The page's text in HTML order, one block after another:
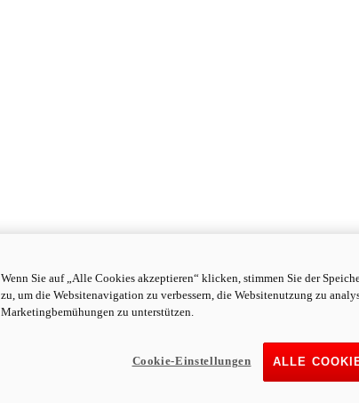
Wenn Sie auf „Alle Cookies akzeptieren“ klicken, stimmen Sie der
zu, um die Websitenavigation zu verbessern, die Websitenutzung zu
Marketingbemühungen zu unterstützen.
ALLE
Cookie-Einstellungen